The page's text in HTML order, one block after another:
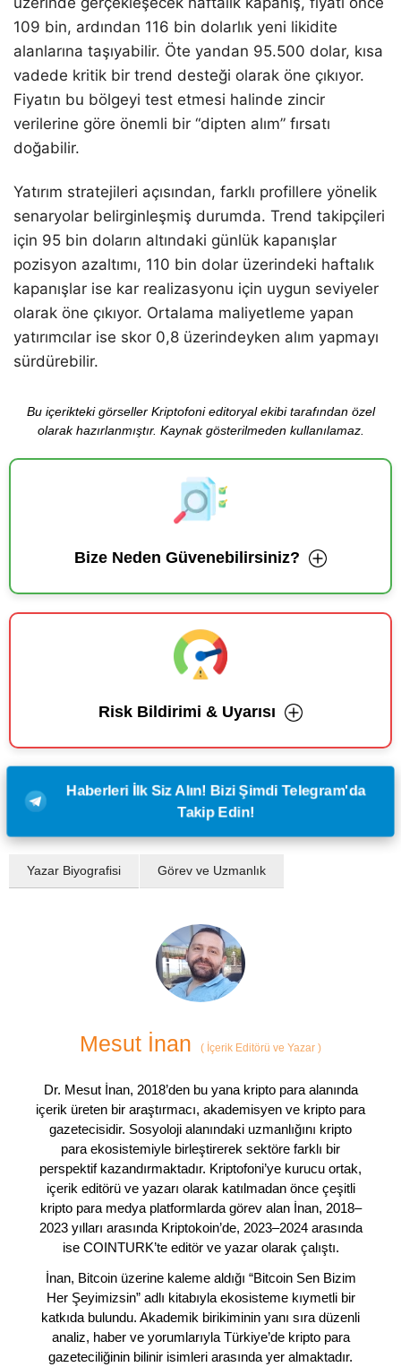
109 bin, ardından 116 bin dolarlık yeni likidite
alanlarına taşıyabilir. Öte yandan 95.500 dolar, kısa
vadede kritik bir trend desteği olarak öne çıkıyor.
Fiyatın bu bölgeyi test etmesi halinde zincir
verilerine göre önemli bir “dipten alım” fırsatı
doğabilir.
Yatırım stratejileri açısından, farklı profillere yönelik
senaryolar belirginleşmiş durumda. Trend takipçileri
için 95 bin doların altındaki günlük kapanışlar
pozisyon azaltımı, 110 bin dolar üzerindeki haftalık
kapanışlar ise kar realizasyonu için uygun seviyeler
olarak öne çıkıyor. Ortalama maliyetleme yapan
yatırımcılar ise skor 0,8 üzerindeyken alım yapmayı
sürdürebilir.
Bu içerikteki görseller Kriptofoni editoryal ekibi tarafından özel
olarak hazırlanmıştır. Kaynak gösterilmeden kullanılamaz.
Bize Neden Güvenebilirsiniz?
Risk Bildirimi & Uyarısı
Haberleri İlk Siz Alın! Bizi Şimdi Telegram'da
Takip Edin!
Yazar Biyografisi Görev ve Uzmanlık
Mesut İnan ( İçerik Editörü ve Yazar )
Dr. Mesut İnan, 2018’den bu yana kripto para alanında
içerik üreten bir araştırmacı, akademisyen ve kripto para
gazetecisidir. Sosyoloji alanındaki uzmanlığını kripto
para ekosistemiyle birleştirerek sektöre farklı bir
perspektif kazandırmaktadır. Kriptofoni’ye kurucu ortak,
içerik editörü ve yazarı olarak katılmadan önce çeşitli
kripto para medya platformlarda görev alan İnan, 2018–
2023 yılları arasında Kriptokoin’de, 2023–2024 arasında
ise COINTURK’te editör ve yazar olarak çalıştı.
İnan, Bitcoin üzerine kaleme aldığı “Bitcoin Sen Bizim
Her Şeyimizsin” adlı kitabıyla ekosisteme kıymetli bir
katkıda bulundu. Akademik birikiminin yanı sıra düzenli
analiz, haber ve yorumlarıyla Türkiye’de kripto para
gazeteciliğinin bilinir isimleri arasında yer almaktadır.